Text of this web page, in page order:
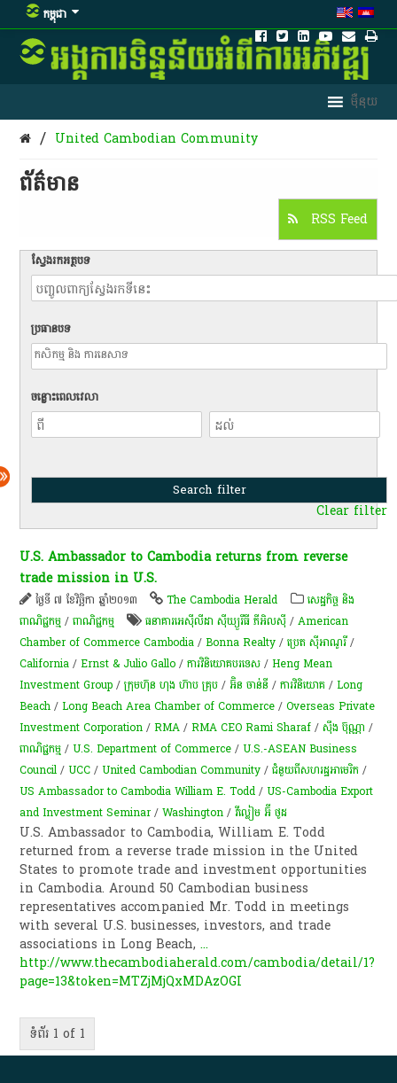
កម្ពុជា
/ United Cambodian Community
ព័ត៌មាន​
RSS Feed
ស្វែងរកអត្ថបទ
ប្រធានបទ
ចន្លោះពេលវេលា
Clear filter
U.S. Ambassador to Cambodia returns from reverse
trade mission in U.S.
ថ្ងៃទី ៧ ខែវិច្ឆិកា ឆ្នាំ២០១៣ The Cambodia Herald
សេដ្ឋកិច្ច និង
ពាណិជ្ជកម្ម /ពាណិជ្ជកម្ម ធនាគារអេស៊ីលីដា ស៊ីឃ្យួរឹធី ភីអិលស៊ី/American
Chamber of Commerce Cambodia /Bonna Realty /ប្រេត ស៊ីអាណូរី/
California /Ernst & Julio Gallo /ការវិនិយោគបរទេស /Heng Mean
Investment Group /ក្រុមហ៊ុន ហុង ហ៊ាប គ្រុប /អ៊ិន ចាន់នី /ការវិនិយោគ /Long
Beach /Long Beach Area Chamber of Commerce /Overseas Private
Investment Corporation /RMA /RMA CEO Rami Sharaf /ស៊ឹង ប៊ុណ្ណា /
ពាណិជ្ជកម្ម /U.S. Department of Commerce /U.S.-ASEAN Business
Council /UCC /United Cambodian Community /ជំនួយពីសហរដ្ឋអាមេរិក /
US Ambassador to Cambodia William E. Todd /US-Cambodia Export
and Investment Seminar/Washington /វីល្លៀម អ៊ី ថូដ
U.S. Ambassador to Cambodia, William E. Todd
returned from a reverse trade mission in the United
States to promote trade and investment opportunities
in Cambodia. Around 50 Cambodian business
representatives accompanied Mr. Todd in meetings
with several U.S. businesses, investors, and trade
associations in Long Beach,...
http://www.thecambodiaherald.com/cambodia/detail/1?
page=13&token=MTZjMjQxMDAzOGI
ទំព័រ 1 of 1